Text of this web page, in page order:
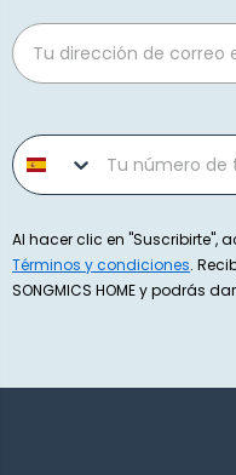
Email
Phone number
Al hacer clic en "Suscribirte",
Términos y condiciones.
SONGMICS HOME y podrás